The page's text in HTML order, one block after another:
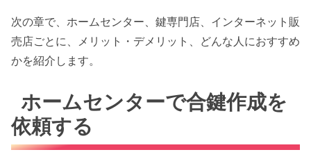
次の章で、ホームセンター、鍵専門店、インターネット販
売店ごとに、メリット・デメリット、どんな人におすすめ
かを紹介します。
ホームセンターで合鍵作成を
依頼する